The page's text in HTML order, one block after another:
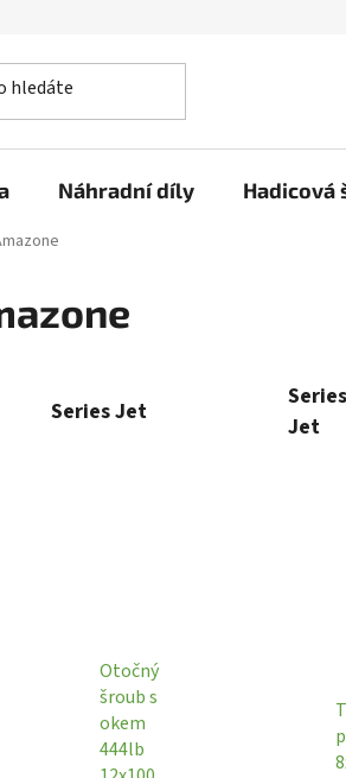
Náhradní díly Hadicová
Series Jet
Jet
Otočný
šroub s
okem
444lb